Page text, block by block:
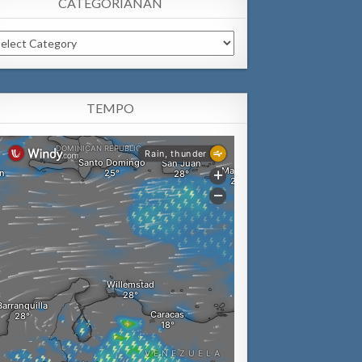
CATEGORIANAN
TEMPO